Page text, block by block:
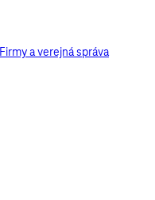
Firmy a verejná správa